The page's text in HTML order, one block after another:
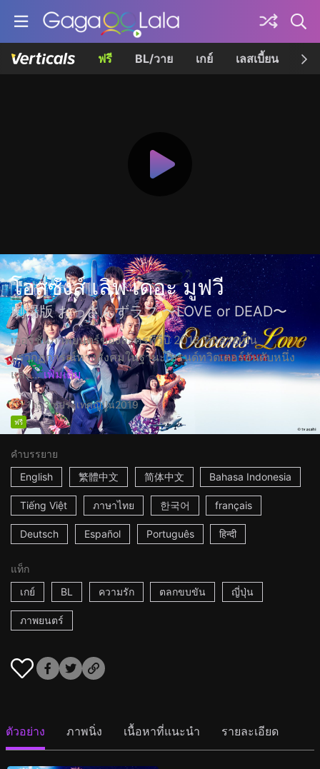
ฟรี BL/วาย เกย์ เลสเบี้ยน เค
โอสซังส์ เลิฟ เดอะ มูฟวี
劇場版 おっさんずラブ 〜LOVE or DEAD〜
เวอร์ชั่นภาพยนตร์ของละครทีวีปี 2018 ที่กลายเป็น
ปรากฏการณ์ทางสังคมในฐานะเทรนด์ทวิตเตอร์อันดับหนึ่ง
และ... เพิ่มเติม
1h53mประเทศญี่ปุ่น2019
ฟรี
คำบรรยาย
English
繁體中文 简体中文 Bahasa Indonesia
Tiếng Việt ภาษาไทย 한국어 français
Deutsch Español Português हिन्दी
แท็ก
เกย์
BL ความรัก ตลกขบขัน ญี่ปุ่น
ภาพยนตร์
ตัวอย่าง ภาพนิ่ง เนื้อหาที่แนะนำ รายละเอียด